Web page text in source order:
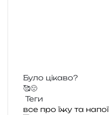
Було цікаво?
🥰🤢
Теги
все про їжу та напої